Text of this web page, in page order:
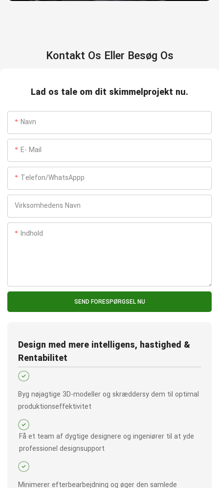
Kontakt Os Eller Besøg Os
Lad os tale om dit skimmelprojekt nu.
Navn
E- Mail
Telefon/WhatsAppp
Virksomhedens Navn
Indhold
SEND FORESPØRGSEL NU
Design med mere intelligens, hastighed &
Rentabilitet
Byg nøjagtige 3D-modeller og skræddersy dem til optimal
produktionseffektivitet
Få et team af dygtige designere og ingeniører til at yde
professionel designsupport
Minimerer efterbearbejdning og øger den samlede